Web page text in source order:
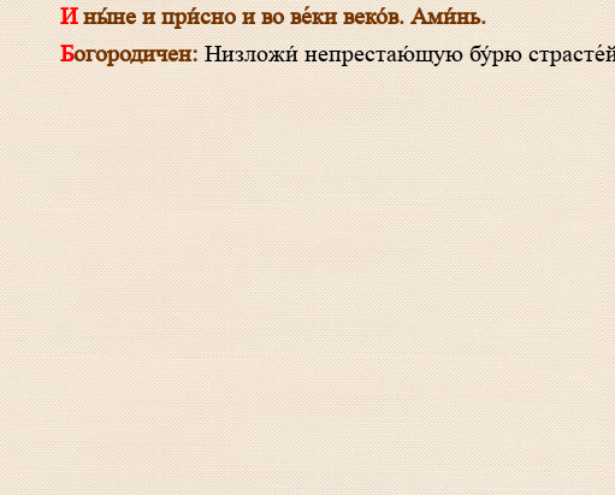
И ны́не и при́сно и во ве́ки веко́в. Ами́нь.
Богородичен:Низложи́ непрестаю́щую бу́рю